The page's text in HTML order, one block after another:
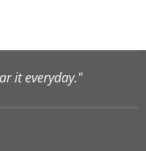
it everyday."